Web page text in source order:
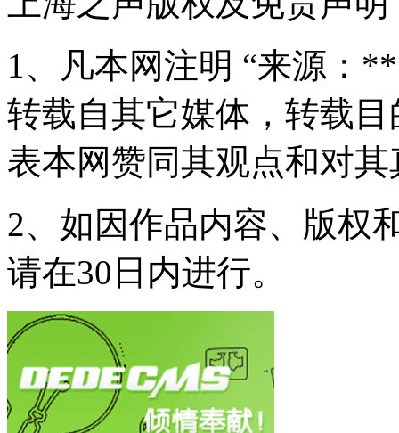
1、凡本网注明 “来源：
转载自其它媒体，转载
表本网赞同其观点和对
2、如因作品内容、版权
请在30日内进行。